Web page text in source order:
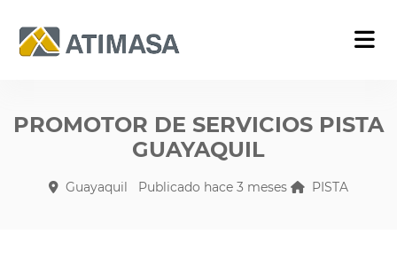
PROMOTOR DE SERVICIOS PISTA
GUAYAQUIL
Guayaquil Publicado hace 3 meses PISTA